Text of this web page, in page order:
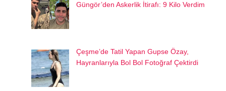
Güngör’den Askerlik İtirafı: 9 Kilo Verdim
Çeşme’de Tatil Yapan Gupse Özay,
Hayranlarıyla Bol Bol Fotoğraf Çektirdi